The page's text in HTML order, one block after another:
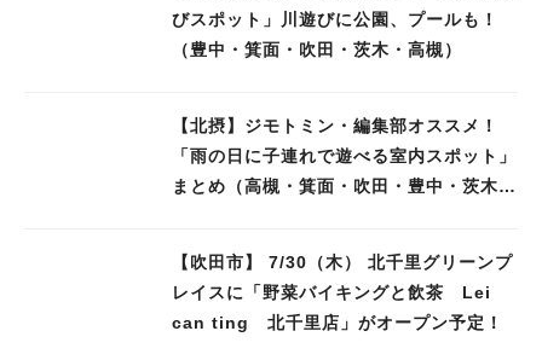
びスポット」川遊びに公園、プールも！
（豊中・箕面・吹田・茨木・高槻）
【北摂】ジモトミン・編集部オススメ！
「雨の日に子連れで遊べる室内スポット」
まとめ（高槻・箕面・吹田・豊中・茨木・
【吹田市】 7/30（木） 北千里グリーンプ
レイスに「野菜バイキングと飲茶 Lei
can ting 北千里店」がオープン予定！